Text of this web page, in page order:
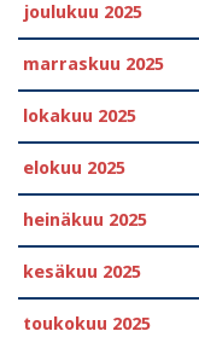
joulukuu 2025
marraskuu 2025
lokakuu 2025
elokuu 2025
heinäkuu 2025
kesäkuu 2025
toukokuu 2025